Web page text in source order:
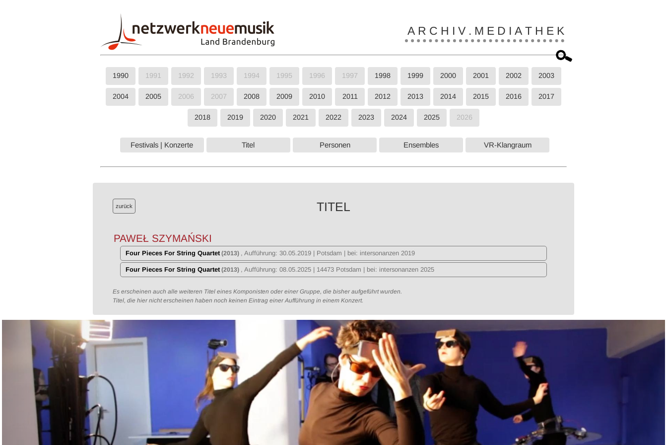
A R C H I V . M E D I A T H E K
1990 1991 1992 1993 1994 1995 1996 1997 1998 1999 2000 2001 2002 2003
2004 2005 2006 2007 2008 2009 2010 2011 2012 2013 2014 2015 2016 2017
2018 2019 2020 2021 2022 2023 2024 2025 2026
Festivals | Konzerte Titel Personen Ensembles VR-Klangraum
TITEL
zurück
PAWEŁ SZYMAŃSKI
Four Pieces For String Quartet(2013) , Aufführung: 30.05.2019 | Potsdam | bei: intersonanzen 2019
Four Pieces For String Quartet(2013) , Aufführung: 08.05.2025 | 14473 Potsdam | bei: intersonanzen 2025
Es erscheinen auch alle weiteren Titel eines Komponisten oder einer Gruppe, die bisher aufgeführt wurden.
Titel, die hier nicht erscheinen haben noch keinen Eintrag einer Aufführung in einem Konzert.